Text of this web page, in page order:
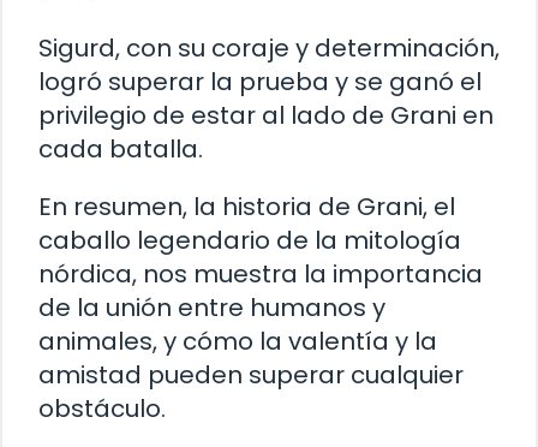
Sigurd, con su coraje y determinación,
logró superar la prueba y se ganó el
privilegio de estar al lado de Grani en
cada batalla.
En resumen, la historia de Grani, el
caballo legendario de la mitología
nórdica, nos muestra la importancia
de la unión entre humanos y
animales, y cómo la valentía y la
amistad pueden superar cualquier
obstáculo.